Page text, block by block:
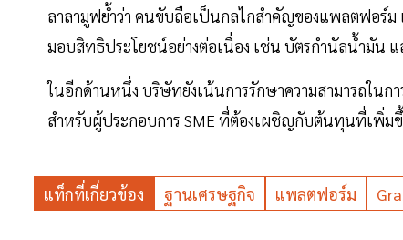
ลาลามูฟย้ำว่า คนขับถือเป็นกลไกสำคัญของแพลตฟอร์ม
มอบสิทธิประโยชน์อย่างต่อเนื่อง เช่น บัตรกำนัลน้ำมัน
ในอีกด้านหนึ่ง บริษัทยังเน้นการรักษาความสามารถในก
สำหรับผู้ประกอบการ SME ที่ต้องเผชิญกับต้นทุนที่เพิ่ม
แท็กที่เกี่ยวข้อง ฐานเศรษฐกิจ แพลตฟอร์ม